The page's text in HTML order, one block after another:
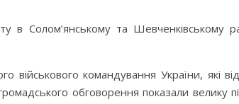
в Солом’янському та Шевченківському
військового командування України, які
обговорення показали велику